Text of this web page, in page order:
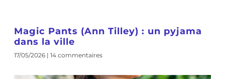
Magic Pants (Ann Tilley) : un pyjama
dans la ville
17/05/2026 14 commentaires